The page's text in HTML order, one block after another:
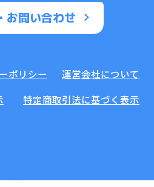
お問い合わせ
ポリシー
運営会社について
特定商取引法に基づく表示